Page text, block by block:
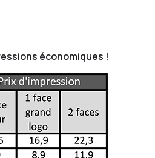
économiques !